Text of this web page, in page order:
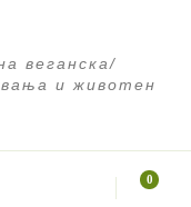
веганска/
и животен
0